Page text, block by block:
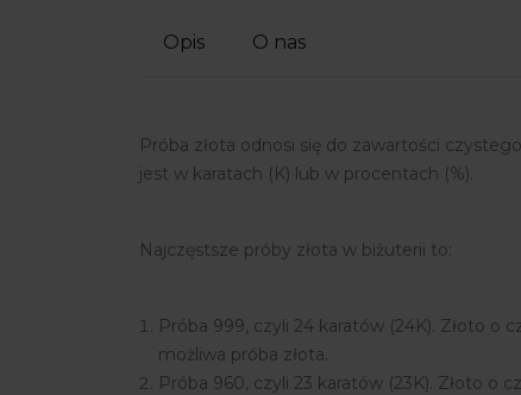
Opis O nas
Próba złota odnosi się do zawartości
jest w karatach (K) lub w procentach (%).
Najczęstsze próby złota w biżuterii to:
Próba 999, czyli 24 karatów (24K). Złoto o
możliwa próba złota.
Próba 960, czyli 23 karatów (23K). Złoto o